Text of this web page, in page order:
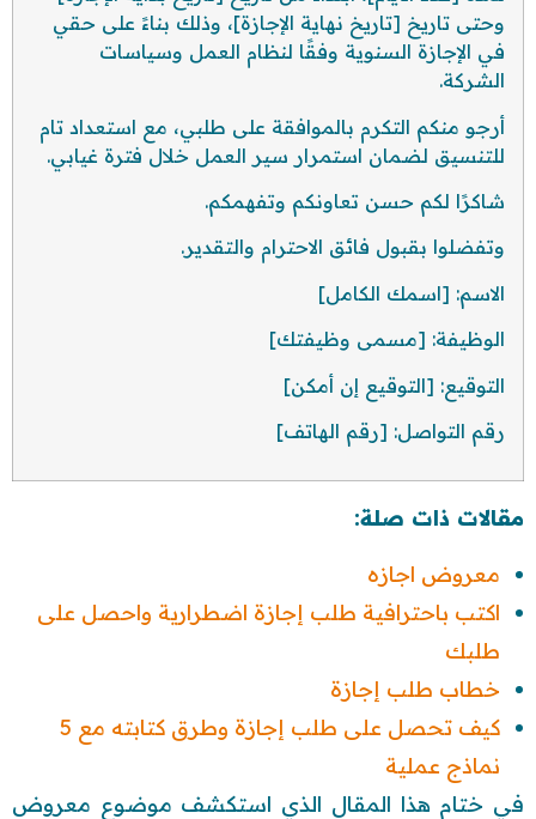
وحتى تاريخ [تاريخ نهاية الإجازة]، وذلك بناءً على حقي
في الإجازة السنوية وفقًا لنظام العمل وسياسات
الشركة.
أرجو منكم التكرم بالموافقة على طلبي، مع استعداد تام
للتنسيق لضمان استمرار سير العمل خلال فترة غيابي.
شاكرًا لكم حسن تعاونكم وتفهمكم.
وتفضلوا بقبول فائق الاحترام والتقدير.
الاسم: [اسمك الكامل]
الوظيفة: [مسمى وظيفتك]
التوقيع: [التوقيع إن أمكن]
رقم التواصل: [رقم الهاتف]
مقالات ذات صلة:
معروض اجازه
اكتب باحترافية طلب إجازة اضطرارية واحصل على
طلبك
خطاب طلب إجازة
كيف تحصل على طلب إجازة وطرق كتابته مع 5
نماذج عملية
في ختام هذا المقال الذي استكشف موضوع معروض